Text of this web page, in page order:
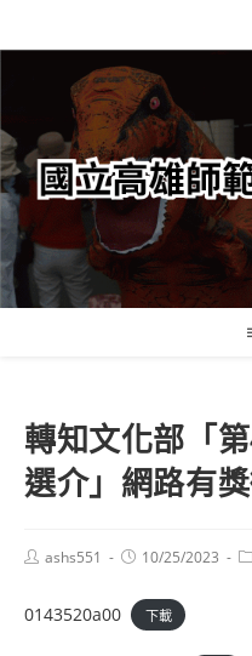
轉
要
內
容
轉知文化部「
選介」網路有
Postashs551
Post10/25/2023
0143520a00 下載